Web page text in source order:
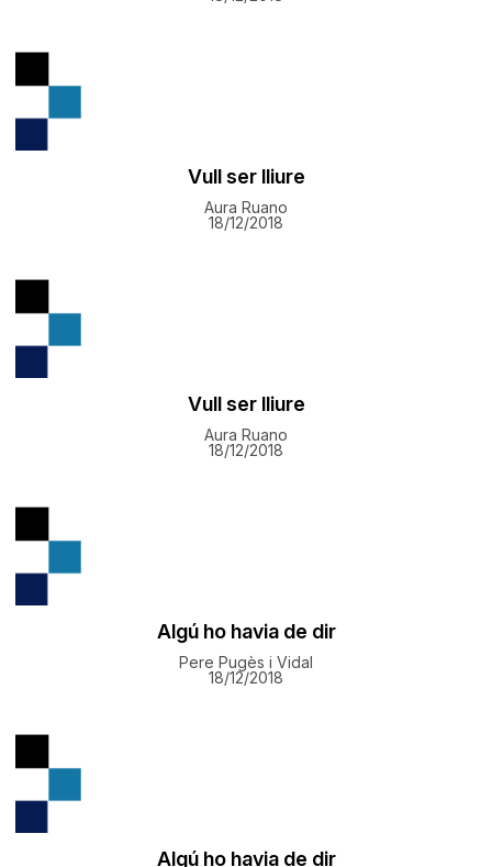
Vull ser lliure
Aura Ruano
18/12/2018
Vull ser lliure
Aura Ruano
18/12/2018
Algú ho havia de dir
Pere Pugès i Vidal
18/12/2018
Algú ho havia de dir